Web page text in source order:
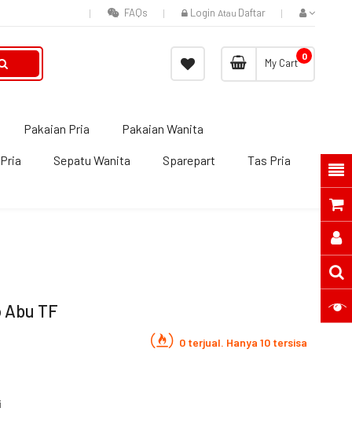
FAQs Login Atau Daftar
My Cart
0
Pakaian Pria Pakaian Wanita
Sepatu Wanita Sparepart Tas Pria
Abu TF
0 terjual. Hanya 10 tersisa